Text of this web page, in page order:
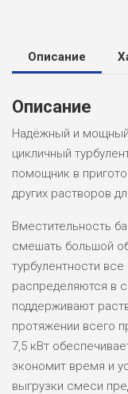
Описание
Описание
Надёжный и
цикличный
помощник в
других растворов
Вместительность
смешать большой
турбулентности
распределяются в
поддерживают
протяжении всего
7,5 кВт
экономит время и
выгрузки смеси